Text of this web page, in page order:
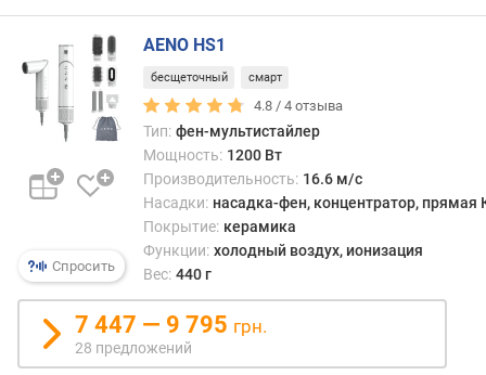
о
н
с
т
п
е
р
а
Спросить
AENO HS1
бесщеточный смарт
4.8 /4 отзыва
Тип: фен-мультистайлер
Мощность: 1200 Вт
Производительность: 16.6 м/с
Насадки: насадка-фен, концентратор, прямая
Покрытие: керамика
Функции: холодный воздух, ионизация
Вес: 440 г
7 447 — 9 795 грн.
28 предложений